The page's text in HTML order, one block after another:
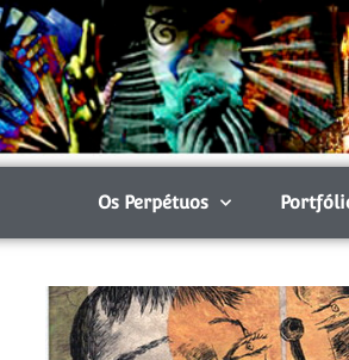
Os Perpétuos